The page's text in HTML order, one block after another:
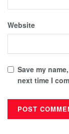
Website
Save my
next time I